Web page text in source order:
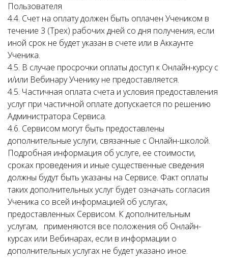
Пользователя
4.4. Счет на оплату должен быть оплачен Учеником в
течение 3 (Трех) рабочих дней со дня получения, если
иной срок не будет указан в счете или в Аккаунте
Ученика.
4.5. В случае просрочки оплаты доступ к Онлайн-курсу с
и/или Вебинару Ученику не предоставляется.
4.5. Частичная оплата счета и условия предоставления
услуг при частичной оплате допускается по решению
Администратора Сервиса.
4.6. Сервисом могут быть предоставлены
дополнительные услуги, связанные с Онлайн-школой.
Подробная информация об услуге, ее стоимости,
сроках проведения и иные существенные сведения
должны будут быть указаны на Сервисе. Факт оплаты
таких дополнительных услуг будет означать согласия
Ученика со всей информацией об услугах,
предоставленных Сервисом. К дополнительным
услугам, применяются все положения об Онлайн-
курсах или Вебинарах, если в информации о
дополнительных услугах не будет указано иное.